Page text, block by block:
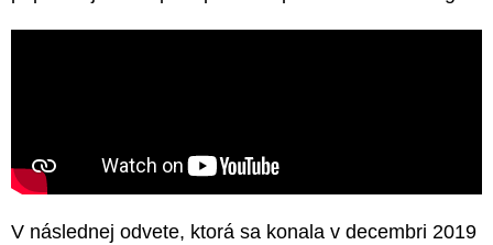
V následnej odvete, ktorá sa konala v decembri 2019